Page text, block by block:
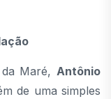
Maré, Antônio
de uma simples